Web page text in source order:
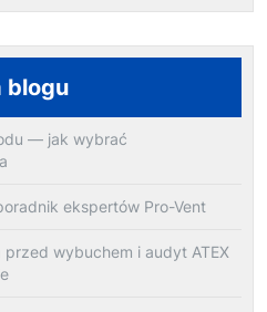
blogu
— jak wybrać
ekspertów Pro-Vent
wybuchem i audyt ATEX